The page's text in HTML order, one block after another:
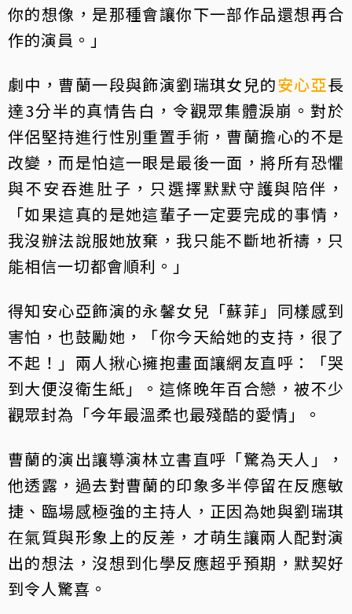
你的想像，是那種會讓你下一部作品還想再合
作的演員。」
劇中，曹蘭一段與飾演劉瑞琪女兒的安心亞長
達3分半的真情告白，令觀眾集體淚崩。對於
伴侶堅持進行性別重置手術，曹蘭擔心的不是
改變，而是怕這一眼是最後一面，將所有恐懼
與不安吞進肚子，只選擇默默守護與陪伴，
「如果這真的是她這輩子一定要完成的事情，
我沒辦法說服她放棄，我只能不斷地祈禱，只
能相信一切都會順利。」
得知安心亞飾演的永馨女兒「蘇菲」同樣感到
害怕，也鼓勵她，「你今天給她的支持，很了
不起！」兩人揪心擁抱畫面讓網友直呼：「哭
到大便沒衛生紙」。這條晚年百合戀，被不少
觀眾封為「今年最溫柔也最殘酷的愛情」。
曹蘭的演出讓導演林立書直呼「驚為天人」，
他透露，過去對曹蘭的印象多半停留在反應敏
捷、臨場感極強的主持人，正因為她與劉瑞琪
在氣質與形象上的反差，才萌生讓兩人配對演
出的想法，沒想到化學反應超乎預期，默契好
到令人驚喜。